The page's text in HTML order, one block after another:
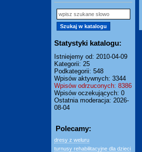
Statystyki katalogu:
Istniejemy od: 2010-04-09
Kategorii: 25
Podkategorii: 548
Wpisów aktywnych: 3344
Wpisów odrzuconych: 8386
Wpisów oczekujących: 0
Ostatnia moderacja: 2026-
08-04
Polecamy:
dresy z weluru
turnusy rehabilitacyjne dla dzieci